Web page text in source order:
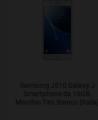
Samsung J510 Galaxy J
Smartphone da 16GB,
Marchio Tim, Bianco [Italia]